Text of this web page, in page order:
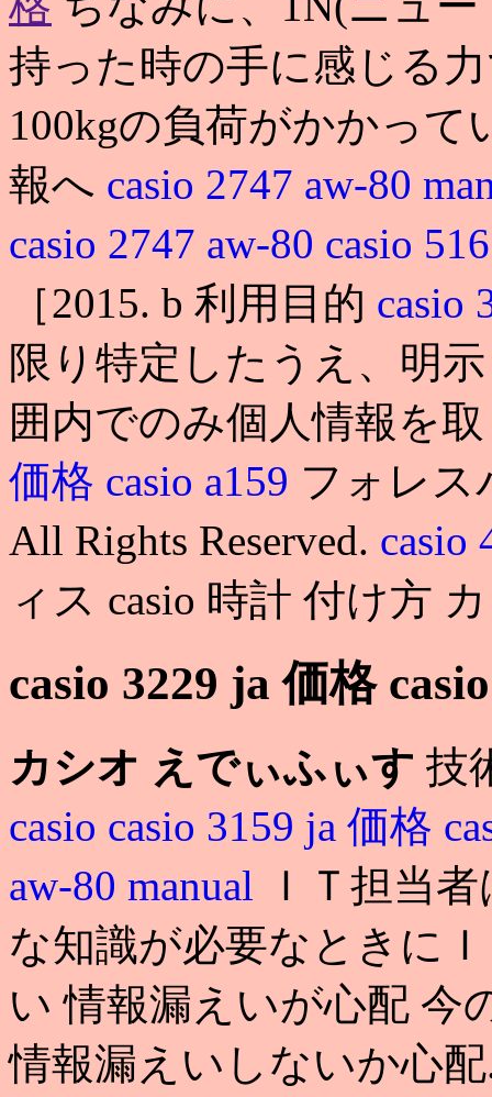
持った時の手に感じる
100kgの負荷がかかっ
報へ casio 2747 aw-80
casio 2747 aw-80 casio
［2015. b 利用目的 casio
限り特定したうえ、明
囲内でのみ個人情報を
価格 casio a159 フォレ
All Rights Reserved. casio
ィス casio 時計 付け方
casio 3229 ja 価格
カシオ えでぃふぃす 技
casio casio 3159 ja 価格
aw-80 manual
ＩＴ担当
な知識が必要なときに
い 情報漏えいが心配 今
情報漏えいしないか心